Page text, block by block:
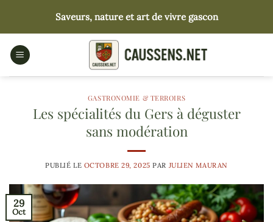
contenu
Saveurs, nature et art de vivre gascon
GASTRONOMIE & TERROIRS
Les spécialités du Gers à déguster
sans modération
PUBLIÉ LE OCTOBRE 29, 2025 PAR JULIEN MAURAN
29
Oct